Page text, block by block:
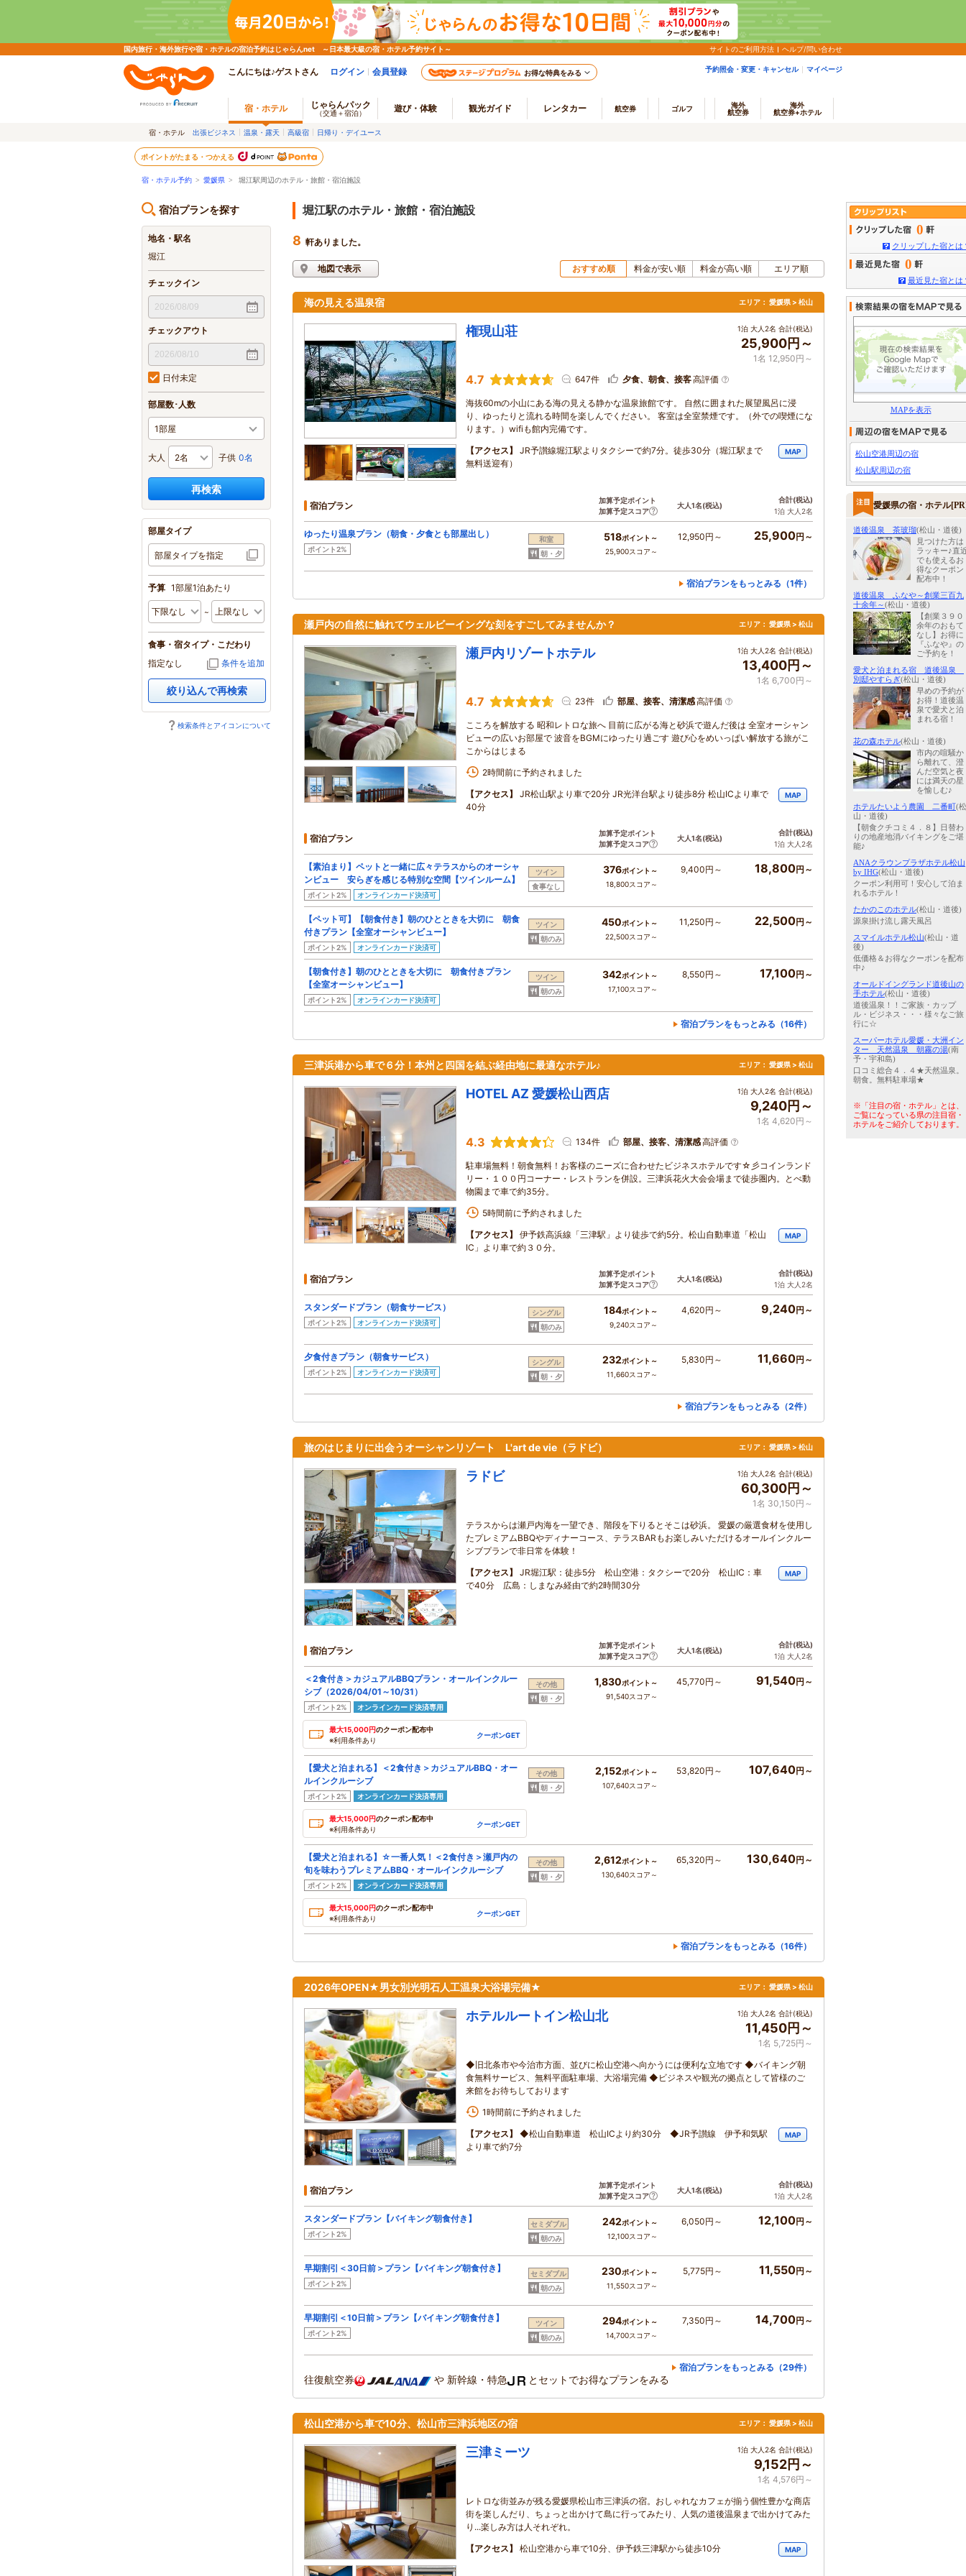
国内旅行・海外旅行や宿・ホテルの宿泊予約はじゃらんnet ～日本最大級の宿・ホテル予約サイト～ サイトのご利用方法 ヘルプ/問い合わせ
こんにちは♪ゲストさん ログイン 会員登録 お得な特典をみる 予約照会・変更・キャンセル マイページ
宿・ホテル じゃらんパック
（交通＋宿泊） 遊び・体験 観光ガイド レンタカー 航空券 ゴルフ
海外
航空券
海外
航空券+ホテル
宿・ホテル 出張ビジネス 温泉・露天 高級宿 日帰り・デイユース
ポイントがたまる・つかえる
宿・ホテル予約 > 愛媛県 > 堀江駅周辺のホテル・旅館・宿泊施設
宿泊プランを探す
地名・駅名
堀江
チェックイン
チェックアウト
日付未定
部屋数･人数
大人 子供 0名
再検索
部屋タイプ
部屋タイプを指定
予算 1部屋1泊あたり
食事・宿タイプ・こだわり
指定なし
条件を追加
絞り込んで再検索
検索条件とアイコンについて
堀江駅のホテル・旅館・宿泊施設
8 軒ありました。
地図で表示 おすすめ順 料金が安い順 料金が高い順 エリア順
海の見える温泉宿 エリア： 愛媛県 > 松山
権現山荘 1泊 大人2名 合計(税込)
25,900円～
1名 12,950円～
4.7 647件 夕食、朝食、接客高評価
海抜60mの小山にある海の見える静かな温泉旅館です。 自然に囲まれた展望風呂に浸
り、ゆったりと流れる時間を楽しんでください。 客室は全室禁煙です。（外での喫煙にな
ります。）wifiも館内完備です。
【アクセス】
JR予讃線堀江駅よりタクシーで約7分。徒歩30分（堀江駅まで
無料送迎有）
MAP
宿泊プラン
加算予定ポイント
加算予定スコア
大人1名(税込)
合計(税込)
1泊 大人2名
ゆったり温泉プラン（朝食・夕食とも部屋出し）
ポイント2%
和室
朝・夕
518ポイント～
25,900スコア～
12,950円～ 25,900円～
宿泊プランをもっとみる（1件）
瀬戸内の自然に触れてウェルビーイングな刻をすごしてみませんか？ エリア： 愛媛県 > 松山
瀬戸内リゾートホテル 1泊 大人2名 合計(税込)
13,400円～
1名 6,700円～
4.7 23件 部屋、接客、清潔感高評価
こころを解放する 昭和レトロな旅へ 目前に広がる海と砂浜で遊んだ後は 全室オーシャン
ビューの広いお部屋で 波音をBGMにゆったり過ごす 遊び心をめいっぱい解放する旅がこ
こからはじまる
2時間前に予約されました
【アクセス】
JR松山駅より車で20分 JR光洋台駅より徒歩8分 松山ICより車で
40分
MAP
宿泊プラン
加算予定ポイント
加算予定スコア
大人1名(税込)
合計(税込)
1泊 大人2名
【素泊まり】ペットと一緒に広々テラスからのオーシャ
ンビュー 安らぎを感じる特別な空間【ツインルーム】
ポイント2% オンラインカード決済可
ツイン
食事なし
376ポイント～
18,800スコア～
9,400円～ 18,800円～
【ペット可】【朝食付き】朝のひとときを大切に 朝食
付きプラン【全室オーシャンビュー】
ポイント2% オンラインカード決済可
ツイン
朝のみ
450ポイント～
22,500スコア～
11,250円～ 22,500円～
【朝食付き】朝のひとときを大切に 朝食付きプラン
【全室オーシャンビュー】
ポイント2% オンラインカード決済可
ツイン
朝のみ
342ポイント～
17,100スコア～
8,550円～ 17,100円～
宿泊プランをもっとみる（16件）
三津浜港から車で６分！本州と四国を結ぶ経由地に最適なホテル♪ エリア： 愛媛県 > 松山
HOTEL AZ 愛媛松山西店 1泊 大人2名 合計(税込)
9,240円～
1名 4,620円～
4.3 134件 部屋、接客、清潔感高評価
駐車場無料！朝食無料！お客様のニーズに合わせたビジネスホテルです☆彡コインランド
リー・１００円コーナー・レストランを併設。三津浜花火大会会場まで徒歩圏内。とべ動
物園まで車で約35分。
5時間前に予約されました
【アクセス】
伊予鉄高浜線「三津駅」より徒歩で約5分。松山自動車道「松山
IC」より車で約３０分。
MAP
宿泊プラン
加算予定ポイント
加算予定スコア
大人1名(税込)
合計(税込)
1泊 大人2名
スタンダードプラン（朝食サービス）
ポイント2% オンラインカード決済可
シングル
朝のみ
184ポイント～
9,240スコア～
4,620円～ 9,240円～
夕食付きプラン（朝食サービス）
ポイント2% オンラインカード決済可
シングル
朝・夕
232ポイント～
11,660スコア～
5,830円～ 11,660円～
宿泊プランをもっとみる（2件）
旅のはじまりに出会うオーシャンリゾート L'art de vie（ラドビ） エリア： 愛媛県 > 松山
ラドビ 1泊 大人2名 合計(税込)
60,300円～
1名 30,150円～
テラスからは瀬戸内海を一望でき、階段を下りるとそこは砂浜。 愛媛の厳選食材を使用し
たプレミアムBBQやディナーコース、テラスBARもお楽しみいただけるオールインクルー
シブプランで非日常を体験！
【アクセス】
JR堀江駅：徒歩5分 松山空港：タクシーで20分 松山IC：車
で40分 広島：しまなみ経由で約2時間30分
MAP
宿泊プラン
加算予定ポイント
加算予定スコア
大人1名(税込)
合計(税込)
1泊 大人2名
＜2食付き＞カジュアルBBQプラン・オールインクルー
シブ（2026/04/01～10/31）
ポイント2% オンラインカード決済専用
最大15,000円のクーポン配布中
※利用条件あり
クーポンGET
その他
朝・夕
1,830ポイント～
91,540スコア～
45,770円～ 91,540円～
【愛犬と泊まれる】＜2食付き＞カジュアルBBQ・オー
ルインクルーシブ
ポイント2% オンラインカード決済専用
最大15,000円のクーポン配布中
※利用条件あり
クーポンGET
その他
朝・夕
2,152ポイント～
107,640スコア～
53,820円～ 107,640円～
【愛犬と泊まれる】☆一番人気！＜2食付き＞瀬戸内の
旬を味わうプレミアムBBQ・オールインクルーシブ
ポイント2% オンラインカード決済専用
最大15,000円のクーポン配布中
※利用条件あり
クーポンGET
その他
朝・夕
2,612ポイント～
130,640スコア～
65,320円～ 130,640円～
宿泊プランをもっとみる（16件）
2026年OPEN★男女別光明石人工温泉大浴場完備★ エリア： 愛媛県 > 松山
ホテルルートイン松山北 1泊 大人2名 合計(税込)
11,450円～
1名 5,725円～
◆旧北条市や今治市方面、並びに松山空港へ向かうには便利な立地です ◆バイキング朝
食無料サービス、無料平面駐車場、大浴場完備 ◆ビジネスや観光の拠点として皆様のご
来館をお待ちしております
1時間前に予約されました
【アクセス】
◆松山自動車道 松山ICより約30分 ◆JR予讃線 伊予和気駅
より車で約7分
MAP
宿泊プラン
加算予定ポイント
加算予定スコア
大人1名(税込)
合計(税込)
1泊 大人2名
スタンダードプラン【バイキング朝食付き】
ポイント2%
セミダブル
朝のみ
242ポイント～
12,100スコア～
6,050円～ 12,100円～
早期割引＜30日前＞プラン【バイキング朝食付き】
ポイント2%
セミダブル
朝のみ
230ポイント～
11,550スコア～
5,775円～ 11,550円～
早期割引＜10日前＞プラン【バイキング朝食付き】
ポイント2%
ツイン
朝のみ
294ポイント～
14,700スコア～
7,350円～ 14,700円～
宿泊プランをもっとみる（29件）
往復航空券 や 新幹線・特急 とセットでお得なプランをみる
松山空港から車で10分、松山市三津浜地区の宿 エリア： 愛媛県 > 松山
三津ミーツ 1泊 大人2名 合計(税込)
9,152円～
1名 4,576円～
レトロな街並みが残る愛媛県松山市三津浜の宿。おしゃれなカフェが揃う個性豊かな商店
街を楽しんだり、ちょっと出かけて島に行ってみたり、人気の道後温泉まで出かけてみた
り...楽しみ方は人それぞれ。
【アクセス】
松山空港から車で10分、伊予鉄三津駅から徒歩10分 MAP
0
クリップした宿とは
0
最近見た宿とは
MAPを表示
松山空港周辺の宿
松山駅周辺の宿
愛媛県の宿・ホテル
道後温泉 茶玻瑠(松山・道後)
見つけた方は
ラッキー♪直
でも使えるお
得なクーポン
配布中！
道後温泉 ふなや～創業三百九
十余年～(松山・道後)
【創業３９０
余年のおもて
なし】お得に
『ふなや』の
ご予約を！
愛犬と泊まれる宿 道後温泉
別邸やすらぎ(松山・道後)
早めの予約が
お得！道後温
泉で愛犬と泊
まれる宿！
花の森ホテル(松山・道後)
市内の喧騒か
ら離れて、澄
んだ空気と夜
には満天の星
を愉しむ♪
ホテルたいよう農園 二番町(松
山・道後)
【朝食クチコミ４．８】日替わ
りの地産地消バイキングをご堪
能♪
ANAクラウンプラザホテル松山
by IHG(松山・道後)
クーポン利用可！安心して泊ま
れるホテル！
たかのこのホテル(松山・道後)
源泉掛け流し露天風呂
スマイルホテル松山(松山・道
後)
低価格＆お得なクーポンを配布
中♪
オールドイングランド道後山の
手ホテル(松山・道後)
道後温泉！！ご家族・カップ
ル・ビジネス・・・様々なご旅
行に☆
スーパーホテル愛媛・大洲イン
ター 天然温泉 朝霧の湯(南
予・宇和島)
口コミ総合４．４★天然温泉。
朝食。無料駐車場★
※「注目の宿・ホテル」とは、
ご覧になっている県の注目宿・
ホテルをご紹介しております。